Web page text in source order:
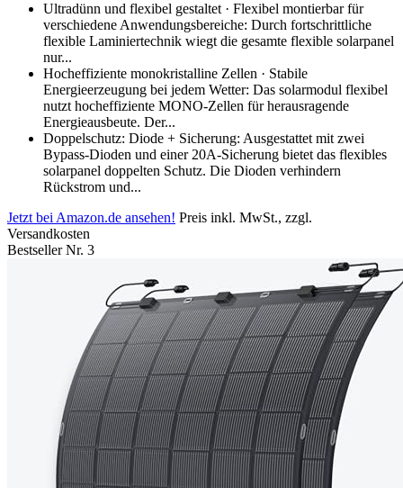
Ultradünn und flexibel gestaltet · Flexibel montierbar für
verschiedene Anwendungsbereiche: Durch fortschrittliche
flexible Laminiertechnik wiegt die gesamte flexible solarpanel
nur...
Hocheffiziente monokristalline Zellen · Stabile
Energieerzeugung bei jedem Wetter: Das solarmodul flexibel
nutzt hocheffiziente MONO-Zellen für herausragende
Energieausbeute. Der...
Doppelschutz: Diode + Sicherung: Ausgestattet mit zwei
Bypass-Dioden und einer 20A-Sicherung bietet das flexibles
solarpanel doppelten Schutz. Die Dioden verhindern
Rückstrom und...
Jetzt bei Amazon.de ansehen! Preis inkl. MwSt., zzgl.
Versandkosten
Bestseller Nr. 3